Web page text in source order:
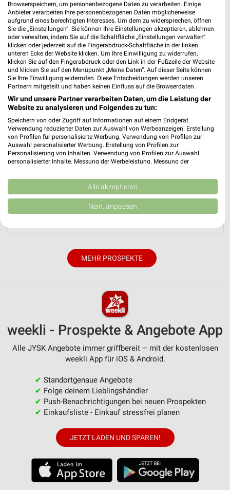
Nächste Filiale
JYSK Leutkirch
Wangener Straße 81
88299 Leutkirch
Heute geschlossen
575,49 km • Angebote: 2 Prospekte
Angebote-Kalender für JYSK in Leutkirch
(Allgäu) und Umgebung
Aug.
03Mo 04Di 05Mi 06Do 07Fr 08
MEHR PROSPEKTE
weekli - Prospekte & Angebote App
Alle JYSK Angebote immer griffbereit – mit der kostenlosen
weekli App für iOS & Android.
✔ Standortgenaue Angebote
✔ Folge deinem Lieblingshändler
✔ Push-Benachrichtigungen bei neuen Prospekten
✔ Einkaufsliste - Einkauf stressfrei planen
JETZT LADEN UND SPAREN!
Browserspeichern, um personenbezogene Daten zu verarbeiten. Einige
Anbieter verarbeiten Ihre personenbezogenen Daten möglicherweise
aufgrund eines berechtigten Interesses. Um dem zu widersprechen, öffnen
Sie die „Einstellungen“. Sie können Ihre Einstellungen akzeptieren, ablehnen
oder verwalten, indem Sie auf die Schaltfläche „Einstellungen verwalten“
klicken oder jederzeit auf die Fingerabdruck-Schaltfläche in der linken
unteren Ecke der Website klicken. Um Ihre Einwilligung zu widerrufen,
klicken Sie auf den Fingerabdruck oder den Link in der Fußzeile der Website
und klicken Sie auf den Menüpunkt „Meine Daten“. Auf dieser Seite können
Sie Ihre Einwilligung widerrufen. Diese Entscheidungen werden unseren
Partnern mitgeteilt und haben keinen Einfluss auf die Browserdaten.
Wir und unsere Partner verarbeiten Daten, um die Leistung der
Website zu analysieren und Folgendes zu tun:
Speichern von oder Zugriff auf Informationen auf einem Endgerät.
Verwendung reduzierter Daten zur Auswahl von Werbeanzeigen. Erstellung
von Profilen für personalisierte Werbung. Verwendung von Profilen zur
Auswahl personalisierter Werbung. Erstellung von Profilen zur
Personalisierung von Inhalten. Verwendung von Profilen zur Auswahl
personalisierter Inhalte. Messung der Werbeleistung. Messung der
Kombinationen von Daten aus verschiedenen Quellen. Entwicklung und
Verbesserung der Angebote. Verwendung reduzierter Daten zur Auswahl
von Inhalten.
Daten können außerhalb der Europäischen Union weitergegeben und in die
Website/App.
Wir nutzen Ihre Daten für folgende Zwecke:
IAB-Verarbeitungszwecke:
Verwendung reduzierter Daten zur Auswahl von
Werbeanzeigen
Erstellung von Profilen für personalisierte
Werbung
Verwendung von Profilen zur Auswahl
personalisierter Werbung
Erstellung von Profilen zur Personalisierung
von Inhalten
Verwendung von Profilen zur Auswahl
personalisierter Inhalte
Messung der Werbeleistung
Messung der Performance von Inhalten
Alle akzeptieren
Nein, anpassen